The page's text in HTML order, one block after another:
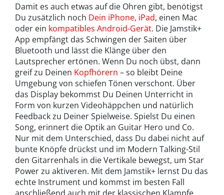
Damit es auch etwas auf die Ohren gibt, benötigst
Du zusätzlich noch Dein iPhone, iPad, einen Mac
oder ein kompatibles Android-Gerät. Die Jamstik+
App empfängt das Schwingen der Saiten über
Bluetooth und lässt die Klänge über den
Lautsprecher ertönen. Wenn Du noch übst, dann
greif zu Deinen Kopfhörern – so bleibt Deine
Umgebung von schiefen Tönen verschont. Über
das Display bekommst Du Deinen Unterricht in
Form von kurzen Videohäppchen und natürlich
Feedback zu Deiner Spielweise. Spielst Du einen
Song, erinnert die Optik an Guitar Hero und Co.
Nur mit dem Unterschied, dass Du dabei nicht auf
bunte Knöpfe drückst und im Modern Talking-Stil
den Gitarrenhals in die Vertikale bewegst, um Star
Power zu aktiveren. Mit dem Jamstik+ lernst Du das
echte Instrument und kommst im besten Fall